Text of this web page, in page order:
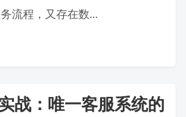
流程，又存在数...
战：唯一客服系统的